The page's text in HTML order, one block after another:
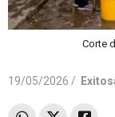
Corte
19/05/2026 /